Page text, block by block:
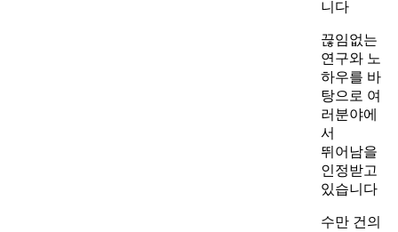
끊임없는
연구와 노
하우를 바
탕으로 여
러분야에
서
뛰어남을
인정받고
있습니다
수만 건의